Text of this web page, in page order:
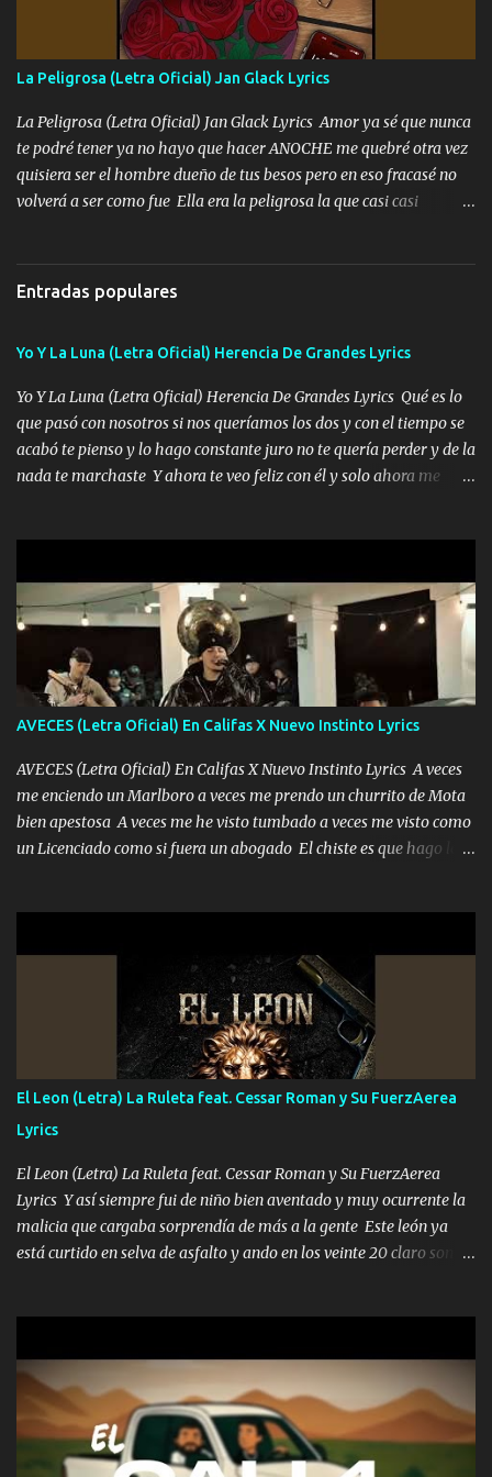
Ando en la colonia bien acelerado traigo un M2 que nunca me ha
fallado para mi compadre mandó un fuerte abrazo también al
Especial sabe que lo apreciamos En los mejores antros me verán
tomando con mujeres hermosas y botellas destapando siempre
bien cuidado bien atrabancado y a los que me conocen ya saben de
lo que hablo Entre lob...
La Peligrosa (Letra Oficial) Jan Glack Lyrics
La Peligrosa (Letra Oficial) Jan Glack Lyrics Amor ya sé que nunca
te podré tener ya no hayo que hacer ANOCHE me quebré otra vez
quisiera ser el hombre dueño de tus besos pero en eso fracasé no
volverá a ser como fue Ella era la peligrosa la que casi casi
años solo pienso en ti mami no me crees se que no me crees
Música Amar me duele estoy rodeado de mujeres pero solo
pasión en la troca tus labios besándome yo quitándote la ropa no
quiero que sea nunca con otra yo quiero llevarte a la Luna y si
quieres en ese momento te pido que seas mi esposa Chingada
madre no quiero dejar de tenerte no ayuda la p'uta loquera y al
chile quisiera ser menos de ti dependiente la pinche tristeza me
encierra princesa tu sabes que nunca saldras de mi mente Ella era
Entradas populares
Yo Y La Luna (Letra Oficial) Herencia De Grandes Lyrics
Yo Y La Luna (Letra Oficial) Herencia De Grandes Lyrics Qué es lo
que pasó con nosotros si nos queríamos los dos y con el tiempo se
acabó te pienso y lo hago constante juro no te quería perder y de la
nada te marchaste Y ahora te veo feliz con él y solo ahora me
pero eso ya no va a pasar me perderé en la soledad Porque me
mirabas bonito si yo no fui el final feliz el final fue triste pa mí Y
duele no tenerte aquí sabiendo que moría por ti yo y la luna
cantamos y por ti nos embriagamos Quién sabe qué será de mí si
contigo fui muy feliz a lo mejor no lloró pero muy en el fondo te
adoro
AVECES (Letra Oficial) En Califas X Nuevo Instinto Lyrics
AVECES (Letra Oficial) En Califas X Nuevo Instinto Lyrics A veces
me enciendo un Marlboro a veces me prendo un churrito de Mota
bien apestosa A veces me he visto tumbado a veces me visto como
un Licenciado como si fuera un abogado El chiste es que hago lo
corriente no quieren verte subir de level trucha mis plebes Música
A veces me pongo un sombrero a veces me ven la cachucha de lado
con la mirada siempre en alto A veces me fajó una super o a veces
me fajó una Glock siempre armado todas las generaciones yo
traigo El chiste es que hago lo que quiero pues así soy me mandó
yo tengo el control a todos yo les paro el dedo soy hocicon un
malcriado un malandrón Que Les importa no saben nada falsas
las risas las que me miran hay gente corriente no quieren ve...
El Leon (Letra) La Ruleta feat. Cessar Roman y Su FuerzAerea
Lyrics
El Leon (Letra) La Ruleta feat. Cessar Roman y Su FuerzAerea
Lyrics Y así siempre fui de niño bien aventado y muy ocurrente la
malicia que cargaba sorprendía de más a la gente Este león ya
está curtido en selva de asfalto y ando en los veinte 20 claro son
pa más pues hay charola les voy a dar hasta topar pues no hay de
otra Música Surcando bien mi camino voy por mi línea no veo a
los lados aquel que no corre vuela no se me duerm voy chicoteado
Ya pasé varias hazañas ya tienen rato que me agarran el colmillo
de este León los estatales no sé esperaron Al tiro esta la PrimiZa